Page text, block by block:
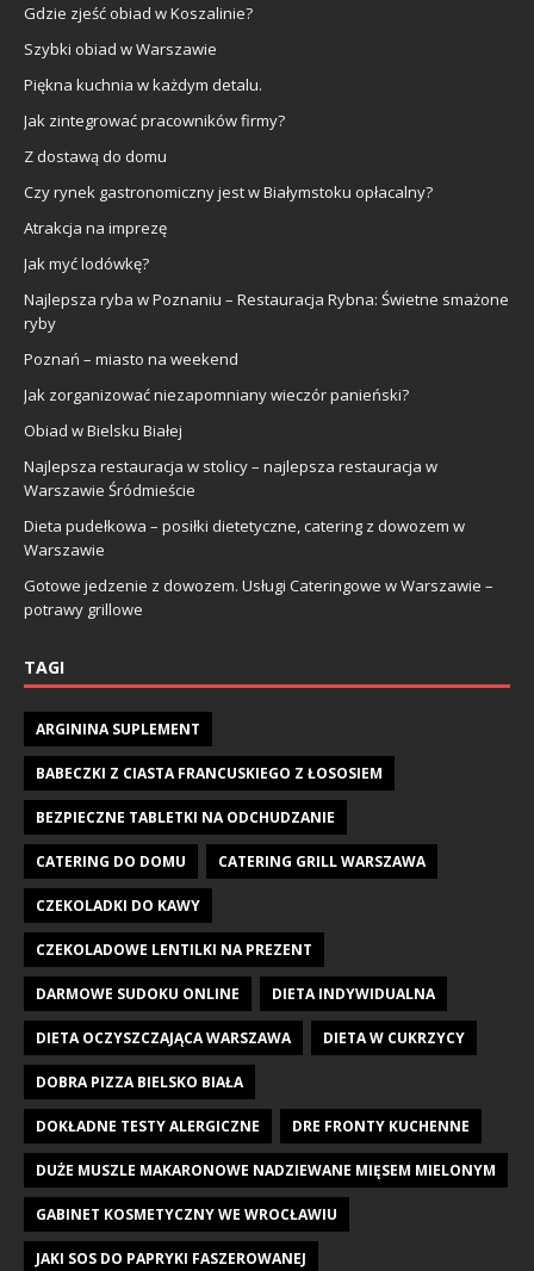
Gdzie zjeść obiad w Koszalinie?
Szybki obiad w Warszawie
Piękna kuchnia w każdym detalu.
Jak zintegrować pracowników firmy?
Z dostawą do domu
Czy rynek gastronomiczny jest w Białymstoku opłacalny?
Atrakcja na imprezę
Jak myć lodówkę?
Najlepsza ryba w Poznaniu – Restauracja Rybna: Świetne smażone
ryby
Poznań – miasto na weekend
Jak zorganizować niezapomniany wieczór panieński?
Obiad w Bielsku Białej
Najlepsza restauracja w stolicy – najlepsza restauracja w
Warszawie Śródmieście
Dieta pudełkowa – posiłki dietetyczne, catering z dowozem w
Warszawie
Gotowe jedzenie z dowozem. Usługi Cateringowe w Warszawie –
potrawy grillowe
TAGI
ARGININA SUPLEMENT
BABECZKI Z CIASTA FRANCUSKIEGO Z ŁOSOSIEM
BEZPIECZNE TABLETKI NA ODCHUDZANIE
CATERING DO DOMU CATERING GRILL WARSZAWA
CZEKOLADKI DO KAWY
CZEKOLADOWE LENTILKI NA PREZENT
DARMOWE SUDOKU ONLINE DIETA INDYWIDUALNA
DIETA OCZYSZCZAJĄCA WARSZAWA DIETA W CUKRZYCY
DOBRA PIZZA BIELSKO BIAŁA
DOKŁADNE TESTY ALERGICZNE DRE FRONTY KUCHENNE
DUŻE MUSZLE MAKARONOWE NADZIEWANE MIĘSEM MIELONYM
GABINET KOSMETYCZNY WE WROCŁAWIU
JAKI SOS DO PAPRYKI FASZEROWANEJ